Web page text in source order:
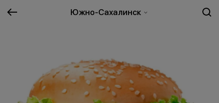
Южно-Сахалинск